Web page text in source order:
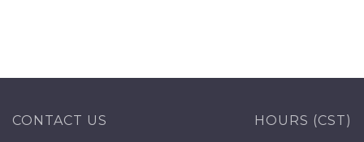
CONTACT US HOURS (CST)